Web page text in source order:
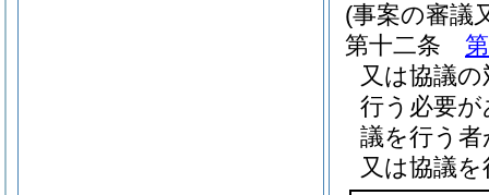
(事案の審議
第十二条
又は協議
行う必要
議を行う
又は協議